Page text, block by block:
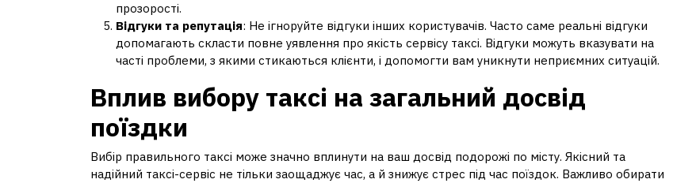
прозорості.
Відгуки та репутація: Не ігноруйте відгуки інших користувачів. Часто саме реальні відгуки
допомагають скласти повне уявлення про якість сервісу таксі. Відгуки можуть вказувати на
часті проблеми, з якими стикаються клієнти, і допомогти вам уникнути неприємних ситуацій.
Вплив вибору таксі на загальний досвід
поїздки
Вибір правильного таксі може значно вплинути на ваш досвід подорожі по місту. Якісний та
надійний таксі-сервіс не тільки заощаджує час, а й знижує стрес під час поїздок. Важливо обирати